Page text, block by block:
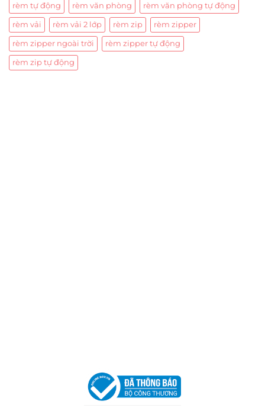
rèm tự động rèm văn phòng rèm văn phòng tự động
rèm vải rèm vải 2 lớp rèm zip rèm zipper
rèm zipper ngoài trời rèm zipper tự động
rèm zip tự động